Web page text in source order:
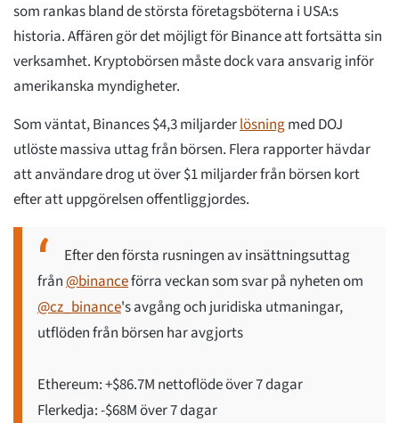
som rankas bland de största företagsböterna i USA:s
historia. Affären gör det möjligt för Binance att fortsätta sin
verksamhet. Kryptobörsen måste dock vara ansvarig inför
amerikanska myndigheter.
Som väntat, Binances $4,3 miljarderlösningmed DOJ
utlöste massiva uttag från börsen. Flera rapporter hävdar
att användare drog ut över $1 miljarder från börsen kort
efter att uppgörelsen offentliggjordes.
Efter den första rusningen av insättningsuttag
från@binanceförra veckan som svar på nyheten om
@cz_binance's avgång och juridiska utmaningar,
utflöden från börsen har avgjorts
Ethereum: +$86.7M nettoflöde över 7 dagar
Flerkedja: -$68M över 7 dagar